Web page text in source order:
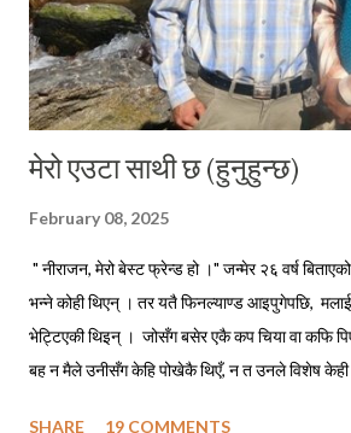
मेरो एउटा साथी छ (हुनुहुन्छ)
February 08, 2025
" नीराजन, मेरो बेस्ट फ्रेन्ड हो ।" जन्मेर २६ वर्ष
भन्ने कोही थिएन् । तर यतै फिनल्याण्ड आइपुगेपछि,
भेट्टिएकी थिइन् । जोसँग बसेर एकै कप चिया वा कफि
बह न मैले उनीसँग केहि पोखेकै थिएँ, न त उनले विशेष केही
SHARE 19 COMMENTS